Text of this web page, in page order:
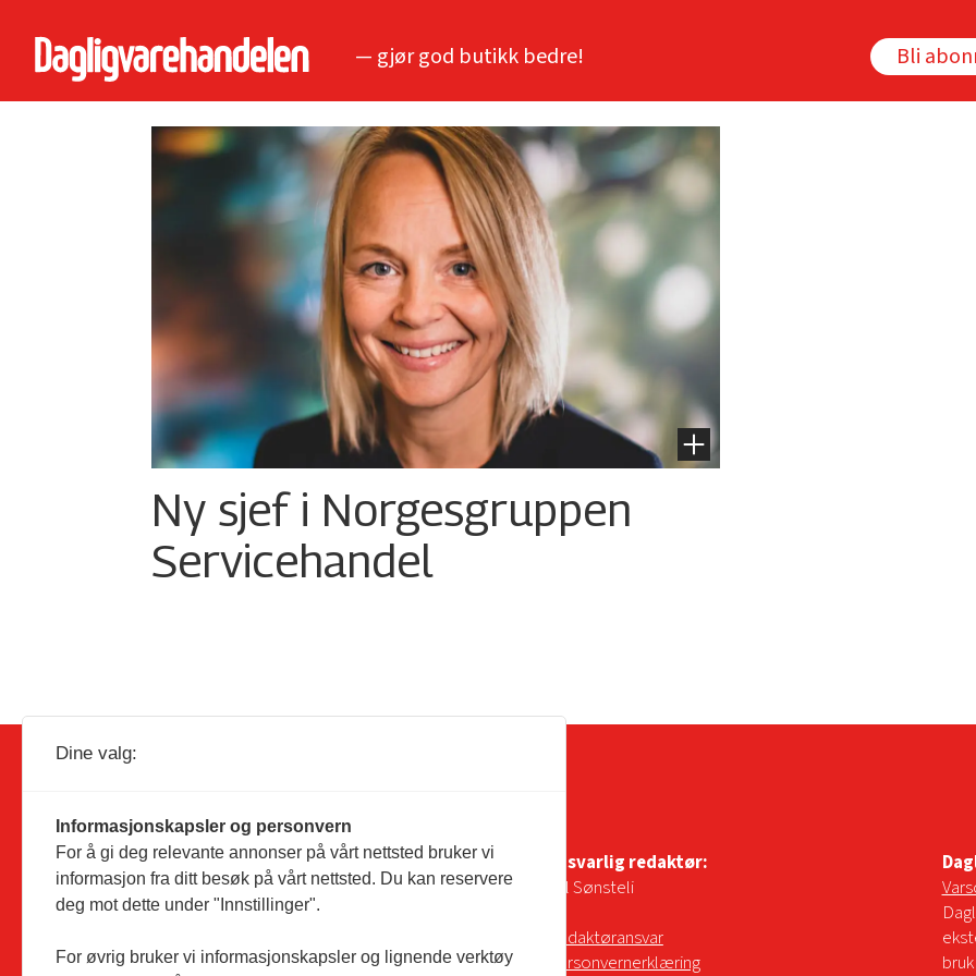
— gjør god butikk bedre! Bli
Ny sjef i Norgesgruppen
Servicehandel
Utgiver:Dagligvarehandelen AS
Solørvegen 1035
2260 Kirkenær
Ansvarlig redaktør:
Pål Sønsteli
Redaktøransvar
Personvernerklæring
Dine valg:
Informasjonskapsler og personvern
For å gi deg relevante annonser på vårt nettsted bruker vi
informasjon fra ditt besøk på vårt nettsted. Du kan reservere
deg mot dette under "Innstillinger".
For øvrig bruker vi informasjonskapsler og lignende verktøy